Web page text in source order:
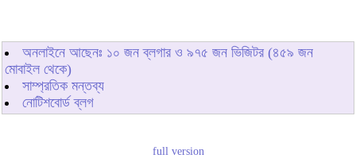
অনলাইনে আছেনঃ ১০ জন ব্লগার ও ৯৭৫ জন ভিজিটর (৪৫৯ জন
মোবাইল থেকে)
সাম্প্রতিক মন্তব্য
নোটিশবোর্ড ব্লগ
full version